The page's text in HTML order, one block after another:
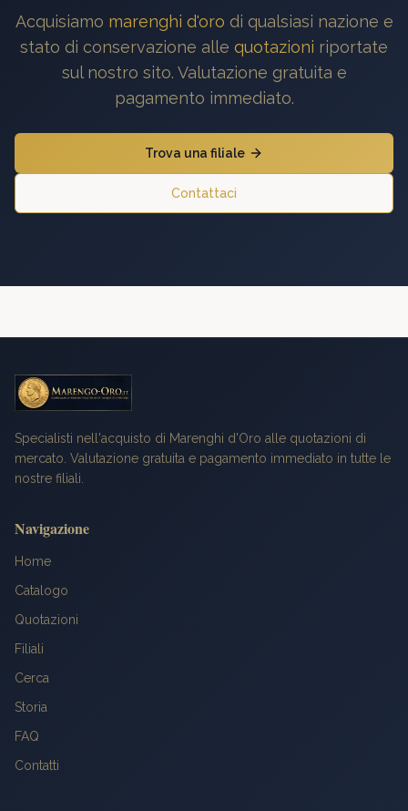
Acquisiamo marenghi d'oro di qualsiasi nazione e
stato di conservazione alle quotazioni riportate
sul nostro sito. Valutazione gratuita e
pagamento immediato.
Trova una filiale
Contattaci
Specialisti nell'acquisto di Marenghi d'Oro alle quotazioni di
mercato. Valutazione gratuita e pagamento immediato in tutte le
nostre filiali.
Navigazione
Home
Catalogo
Quotazioni
Filiali
Cerca
Storia
FAQ
Contatti